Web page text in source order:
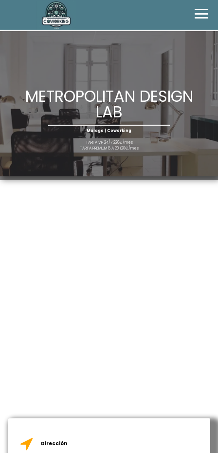
METROPOLITAN DESIGN
LAB
Málaga | Coworking
TARIFA VIP 24/7 220€/mes
TARIFA PREMIUM 8 A 20 120€/mes
Dirección